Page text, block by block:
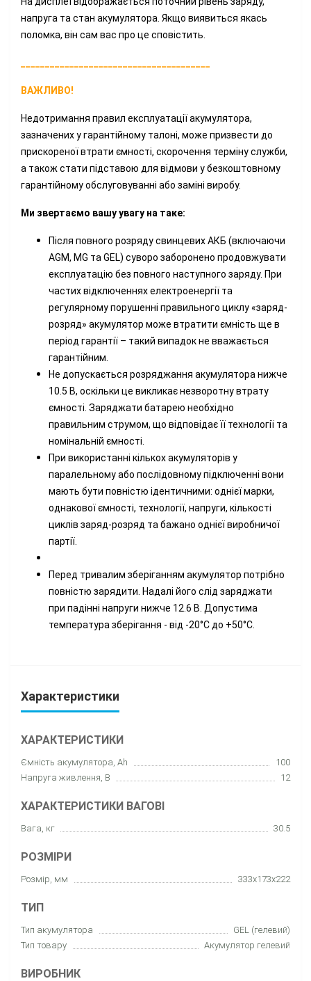
напруга та стан акумулятора. Якщо виявиться якась
поломка, він сам вас про це сповістить.
ВАЖЛИВО!
Недотримання правил експлуатації акумулятора,
зазначених у гарантійному талоні, може призвести до
прискореної втрати ємності, скорочення терміну служби,
а також стати підставою для відмови у безкоштовному
гарантійному обслуговуванні або заміні виробу.
Ми звертаємо вашу увагу на таке:
Після повного розряду свинцевих АКБ (включаючи
AGM, MG та GEL) суворо заборонено продовжувати
експлуатацію без повного наступного заряду. При
частих відключеннях електроенергії та
регулярному порушенні правильного циклу «заряд-
розряд» акумулятор може втратити ємність ще в
період гарантії – такий випадок не вважається
гарантійним.
Не допускається розряджання акумулятора нижче
10.5 В, оскільки це викликає незворотну втрату
ємності. Заряджати батарею необхідно
правильним струмом, що відповідає її технології та
номінальній ємності.
При використанні кількох акумуляторів у
паралельному або послідовному підключенні вони
мають бути повністю ідентичними: однієї марки,
однакової ємності, технології, напруги, кількості
циклів заряд-розряд та бажано однієї виробничої
партії.
Перед тривалим зберіганням акумулятор потрібно
повністю зарядити. Надалі його слід заряджати
при падінні напруги нижче 12.6 В. Допустима
температура зберігання - від -20°C до +50°C.
Характеристики
ХАРАКТЕРИСТИКИ
Ємність акумулятора, Ah
100
Напруга живлення, В
12
ХАРАКТЕРИСТИКИ ВАГОВІ
Вага, кг 30.5
РОЗМІРИ
Розмір, мм 333х173х222
ТИП
Тип акумулятора
GEL (гелевий)
Тип товару
Акумулятор гелевий
ВИРОБНИК